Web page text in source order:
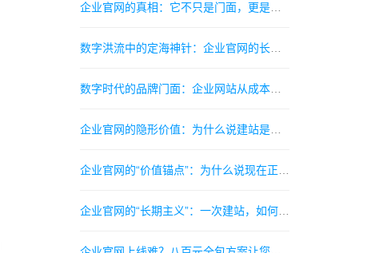
企业官网的真相：它不只是门面，更是你24小时跑业务的超级销售指南
数字洪流中的定海神针：企业官网的长期主义指南
数字时代的品牌门面：企业网站从成本中心到价值引擎的蜕变指南
企业官网的隐形价值：为什么说建站是企业数字化转型的第一张名片指南
企业官网的“长期主义”：一次建站，如何成为品牌持续增值的数字资产指南